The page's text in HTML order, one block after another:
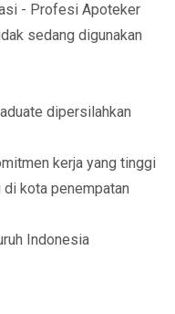
- Profesi Apoteker
sedang digunakan
dipersilahkan
kerja yang tinggi
kota penempatan
Indonesia